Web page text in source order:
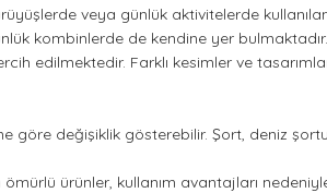
veya günlük aktivitelerde
kombinlerde de kendine yer bulmaktadır.
edilmektedir. Farklı kesimler ve
göre değişiklik gösterebilir. Şort, deniz
ürünler, kullanım avantajları